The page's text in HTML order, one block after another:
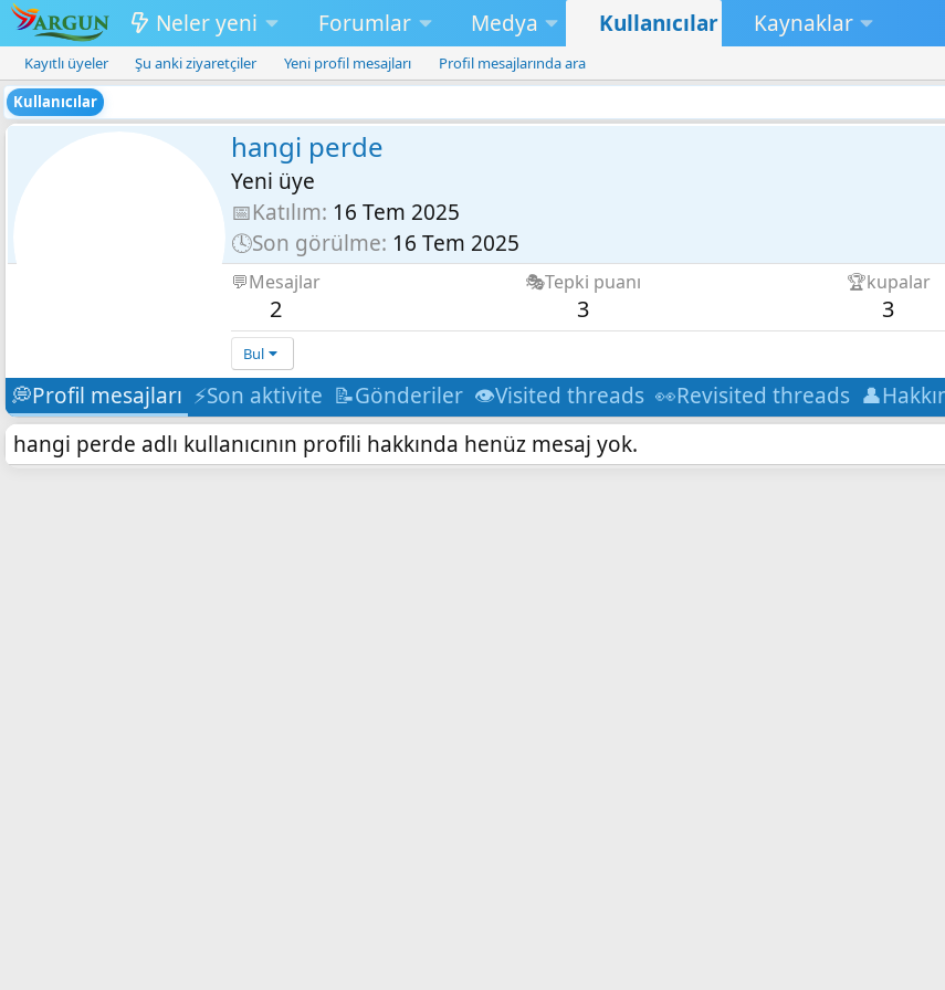
Neler yeni Forumlar Medya Kullanıcılar Kaynaklar
Kayıtlı üyeler Şu anki ziyaretçiler Yeni profil mesajları
Profil mesajlarında ara
Kullanıcılar
hangi perde
Yeni üye
📅Katılım 16 Tem 2025
🕓Son görülme 16 Tem 2025
💬Mesajlar
2
🎭Tepki puanı
3
🏆kupalar
3
Bul
💭Profil mesajları ⚡Son aktivite 📝Gönderiler 👁️Visited threads 👀Revisited threads
hangi perde adlı kullanıcının profili hakkında henüz mesaj yok.